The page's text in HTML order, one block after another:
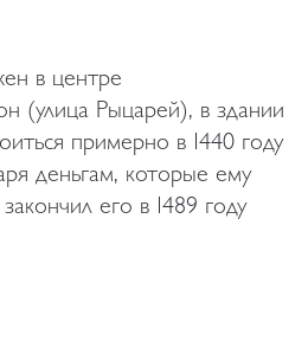
в центре
(улица Рыцарей), в здании
примерно в 1440 году
деньгам, которые ему
его в 1489 году